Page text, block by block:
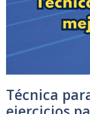
Técnica